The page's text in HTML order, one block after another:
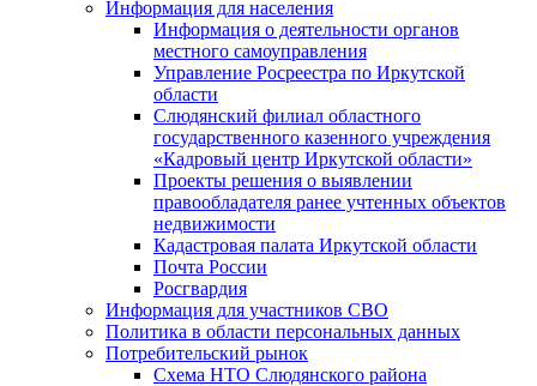
Информация для населения
Информация о деятельности органов
местного самоуправления
Управление Росреестра по Иркутской
области
Слюдянский филиал областного
государственного казенного учреждения
«Кадровый центр Иркутской области»
Проекты решения о выявлении
правообладателя ранее учтенных объектов
недвижимости
Кадастровая палата Иркутской области
Почта России
Росгвардия
Информация для участников СВО
Политика в области персональных данных
Потребительский рынок
Схема НТО Слюдянского района